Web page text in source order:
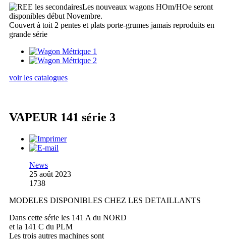
Les nouveaux wagons HOm/HOe seront
disponibles début Novembre.
Couvert à toit 2 pentes et plats porte-grumes jamais reproduits en
grande série
voir les catalogues
VAPEUR 141 série 3
News
25 août 2023
1738
MODELES DISPONIBLES CHEZ LES DETAILLANTS
Dans cette série les 141 A du NORD
et la 141 C du PLM
Les trois autres machines sont